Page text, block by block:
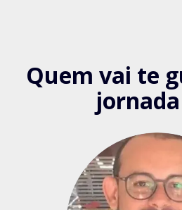
Quem vai te
jornada